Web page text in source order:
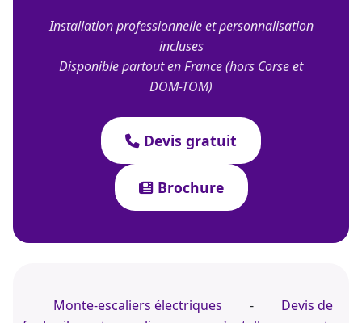
Installation professionnelle et personnalisation
incluses
Disponible partout en France (hors Corse et
DOM-TOM)
Devis gratuit
Brochure
Monte-escaliers électriques -
Devis de